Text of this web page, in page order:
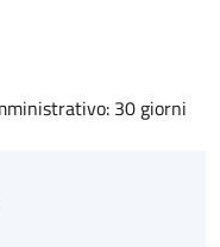
30 giorni